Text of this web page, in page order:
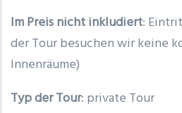
Im Preis nicht inkludiert:
der Tour besuchen wir keine
Innenräume)
Typ der Tour: private Tour